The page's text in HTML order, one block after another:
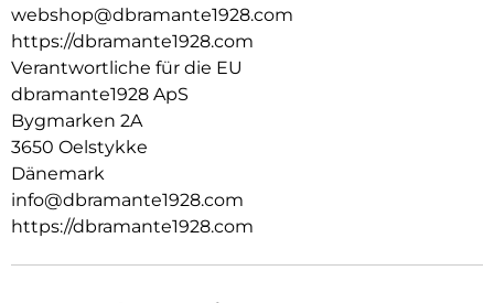
webshop@dbramante1928.com
https://dbramante1928.com
Verantwortliche für die EU
dbramante1928 ApS
Bygmarken 2A
3650 Oelstykke
Dänemark
info@dbramante1928.com
https://dbramante1928.com